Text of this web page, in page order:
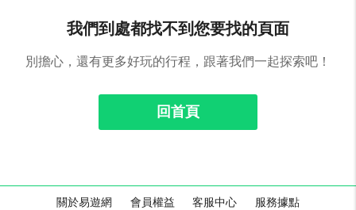
我們到處都找不到您要找的頁面
別擔心，還有更多好玩的行程，跟著我們一起探索吧！
回首頁
關於易遊網 會員權益 客服中心 服務據點